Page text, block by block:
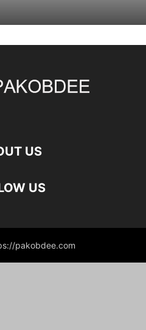
US
US
pakobdee.com